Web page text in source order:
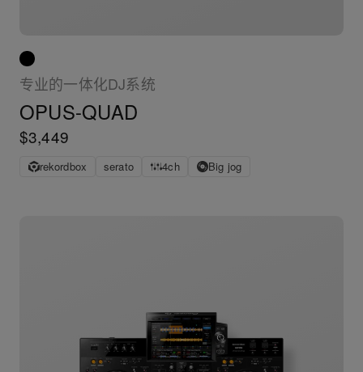
专业的一体化DJ系统
OPUS-QUAD
$3,449
rekordbox serato 4ch Big jog